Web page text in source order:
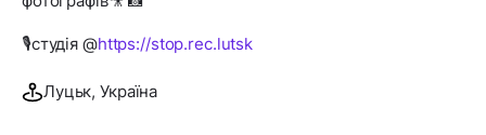
🎙️студія @https://stop.rec.lutsk
Луцьк, Україна